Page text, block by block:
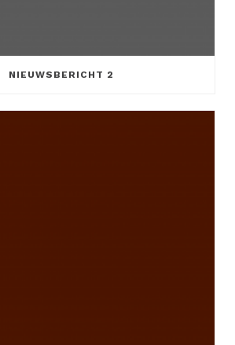
NIEUWSBERICHT 2